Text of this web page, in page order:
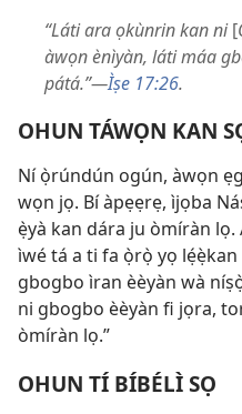
“Láti ara ọkùnrin kan ni[
àwọn ènìyàn, láti máa
pátá.”—Ìṣe 17:26.
OHUN TÁWỌN KAN
Ní ọ̀rúndún ogún, àwọn
wọn jọ. Bí àpẹẹrẹ, ìjọba
ẹ̀yà kan dára ju òmíràn lọ.
ìwé tá a ti fa ọ̀rọ̀ yọ lẹ́ẹ̀kan
gbogbo ìran èèyàn wà
ni gbogbo èèyàn fi jọra,
òmíràn lọ.”
OHUN TÍ BÍBÉLÌ SỌ